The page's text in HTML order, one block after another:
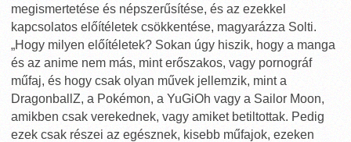
megismertetése és népszerűsítése, és az ezekkel
kapcsolatos előítéletek csökkentése, magyarázza Solti.
„Hogy milyen előítéletek? Sokan úgy hiszik, hogy a manga
és az anime nem más, mint erőszakos, vagy pornográf
műfaj, és hogy csak olyan művek jellemzik, mint a
DragonballZ, a Pokémon, a YuGiOh vagy a Sailor Moon,
amikben csak verekednek, vagy amiket betiltottak. Pedig
ezek csak részei az egésznek, kisebb műfajok, ezeken